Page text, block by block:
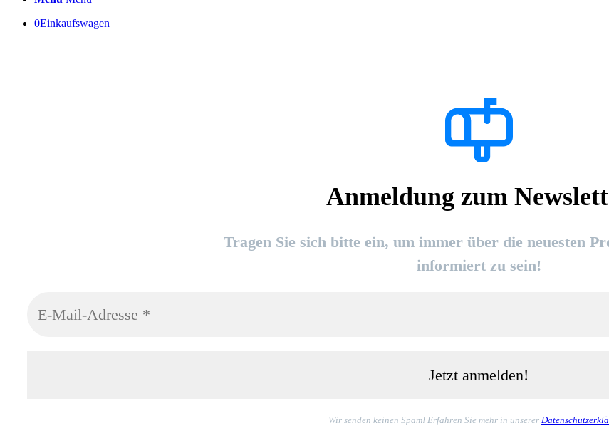
0Einkaufswagen
Anmeldung zum
Tragen Sie sich bitte ein, um immer über die neuesten
informiert zu sein!
Wir senden keinen Spam! Erfahren Sie mehr in unserer